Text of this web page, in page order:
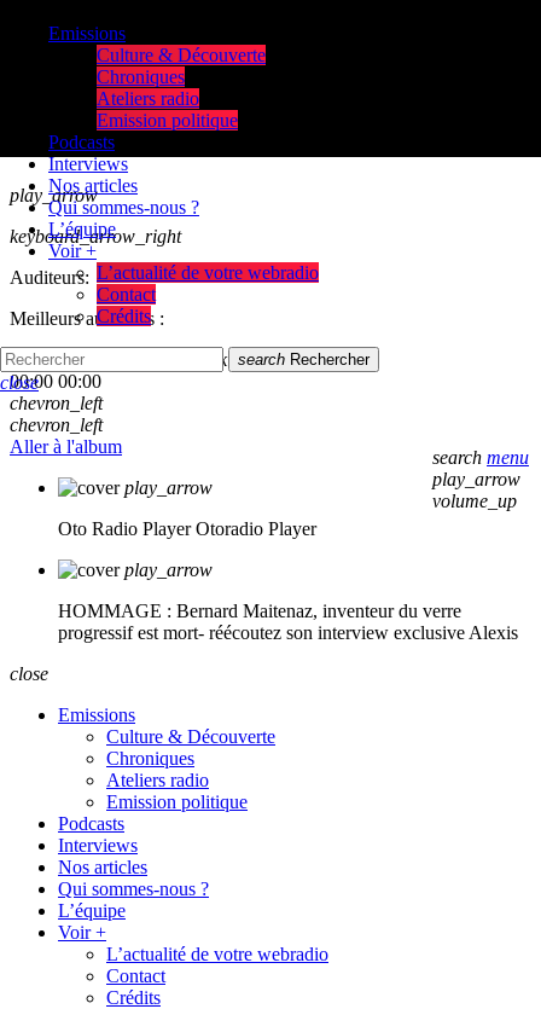
play_arrow
keyboard_arrow_right
Auditeurs:
Meilleurs auditeurs :
skip_previous
skip_next
00:00 00:00
chevron_left
chevron_left
Aller à l'album
play_arrow
Oto Radio Player Otoradio Player
play_arrow
HOMMAGE : Bernard Maitenaz, inventeur du verre
progressif est mort- réécoutez son interview exclusive Alexis
Emissions
Culture & Découverte
Chroniques
Ateliers radio
Emission politique
Podcasts
Interviews
Nos articles
Qui sommes-nous ?
L’équipe
Voir +
L’actualité de votre webradio
Contact
Crédits
search menu
play_arrow
volume_up
search Rechercher
close
close
Emissions
Culture & Découverte
Chroniques
Ateliers radio
Emission politique
Podcasts
Interviews
Nos articles
Qui sommes-nous ?
L’équipe
Voir +
L’actualité de votre webradio
Contact
Crédits